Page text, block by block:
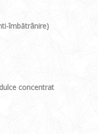
îmbătrânire)
concentrat